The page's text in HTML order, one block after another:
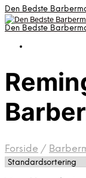
Den Bedste
Den Bedste
Forside /